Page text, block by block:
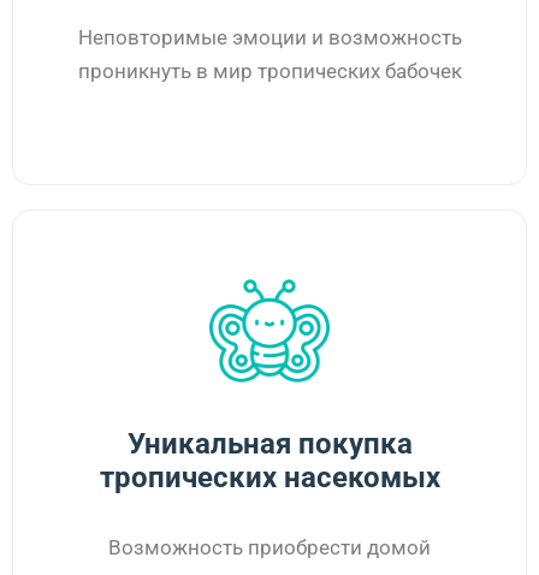
Неповторимые эмоции и возможность
проникнуть в мир тропических бабочек
Уникальная покупка
тропических насекомых
Возможность приобрести домой